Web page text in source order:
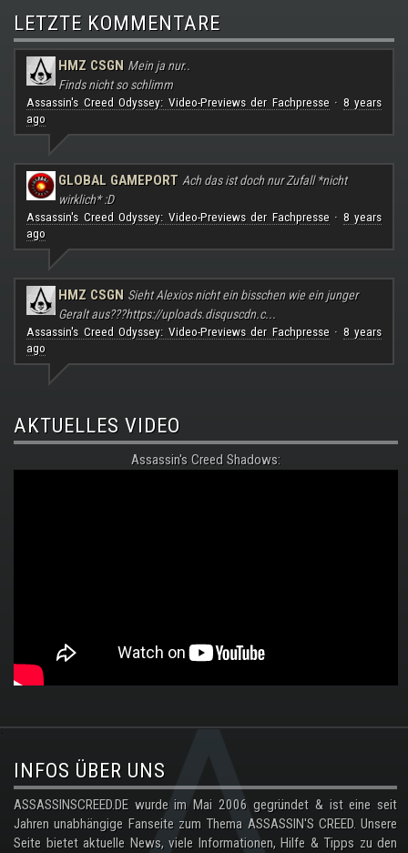
LETZTE KOMMENTARE
HMZ CSGN Mein ja nur..
Finds nicht so schlimm
Assassin's Creed Odyssey: Video-Previews der Fachpresse· 8 years
ago
GLOBAL GAMEPORT Ach das ist doch nur Zufall *nicht
wirklich* :D
Assassin's Creed Odyssey: Video-Previews der Fachpresse· 8 years
ago
HMZ CSGN Sieht Alexios nicht ein bisschen wie ein junger
Geralt aus???https://uploads.disquscdn.c...
Assassin's Creed Odyssey: Video-Previews der Fachpresse· 8 years
ago
AKTUELLES VIDEO
Assassin's Creed Shadows:
.
INFOS ÜBER UNS
ASSASSINSCREED.DE wurde im Mai 2006 gegründet & ist eine seit
Jahren unabhängige Fanseite zum Thema ASSASSIN'S CREED. Unsere
Seite bietet aktuelle News, viele Informationen, Hilfe & Tipps zu den